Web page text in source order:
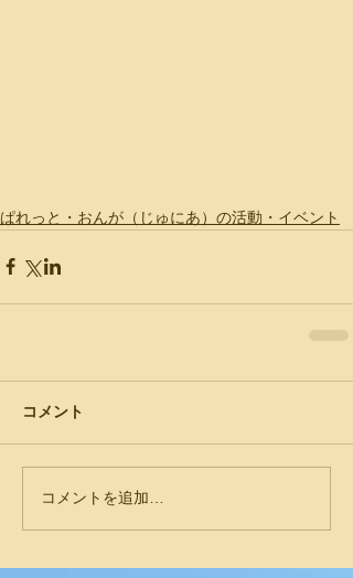
ぱれっと・おんが（じゅにあ）の活動・イベント
コメント
コメントを追加…